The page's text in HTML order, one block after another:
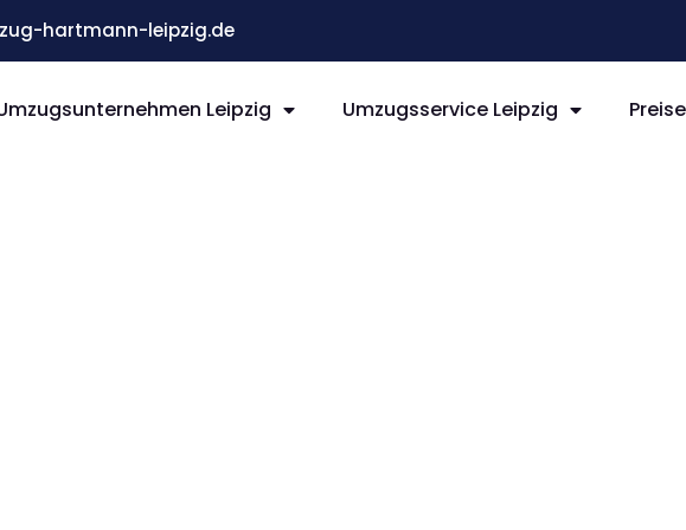
hartmann-leipzig.de
Leipzig Umzugsservice Leipzig Preise